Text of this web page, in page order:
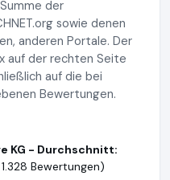
der
sowie denen
anderen Portale. Der
auf der rechten Seite
auf die bei
Bewertungen.
KG - Durchschnitt:
1.328 Bewertungen)